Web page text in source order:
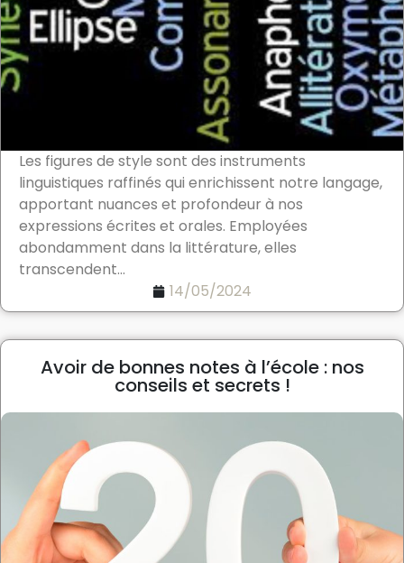
Les figures de style sont des instruments
linguistiques raffinés qui enrichissent notre langage,
apportant nuances et profondeur à nos
expressions écrites et orales. Employées
abondamment dans la littérature, elles
transcendent...
14/05/2024
Avoir de bonnes notes à l’école : nos
conseils et secrets !